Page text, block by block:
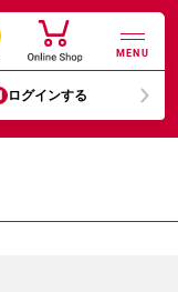
MENU
ログインする